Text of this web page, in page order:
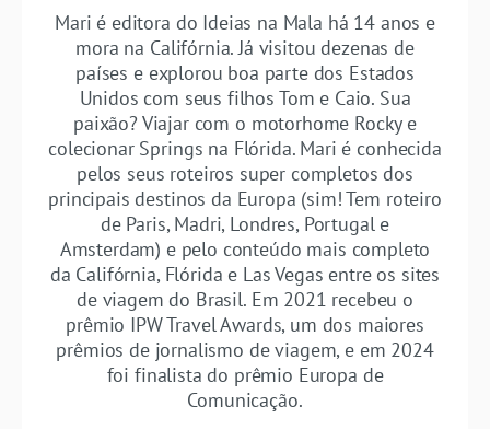
Mari é editora do Ideias na Mala há 14 anos e
mora na Califórnia. Já visitou dezenas de
países e explorou boa parte dos Estados
Unidos com seus filhos Tom e Caio. Sua
paixão? Viajar com o motorhome Rocky e
colecionar Springs na Flórida. Mari é conhecida
pelos seus roteiros super completos dos
principais destinos da Europa (sim! Tem roteiro
de Paris, Madri, Londres, Portugal e
Amsterdam) e pelo conteúdo mais completo
da Califórnia, Flórida e Las Vegas entre os sites
de viagem do Brasil. Em 2021 recebeu o
prêmio IPW Travel Awards, um dos maiores
prêmios de jornalismo de viagem, e em 2024
foi finalista do prêmio Europa de
Comunicação.